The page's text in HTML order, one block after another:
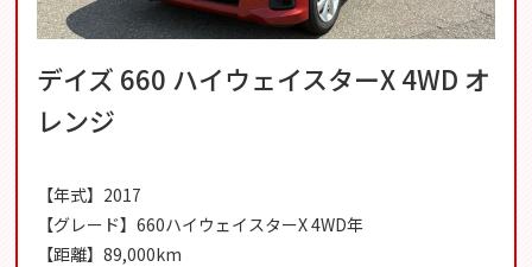
デイズ 660 ハイウェイスターX 4WD オ
レンジ
【年式】2017
【グレード】660ハイウェイスターX 4WD年
【距離】89,000km